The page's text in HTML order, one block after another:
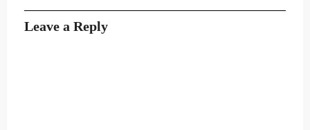
Leave a Reply